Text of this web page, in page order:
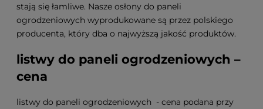
stają się łamliwe. Nasze osłony do paneli
ogrodzeniowych wyprodukowane są przez polskiego
producenta, który dba o najwyższą jakość produktów.
listwy do paneli ogrodzeniowych –
cena
listwy do paneli ogrodzeniowych - cena podana przy